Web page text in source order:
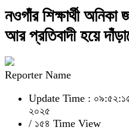
নওগাঁর শিক্ষার্থী
আর প্রতিবাদী হয়ে
Reporter Name
Update Time : ০৯:৫২:১৫
২০২৫
/ ১৫৪ Time View